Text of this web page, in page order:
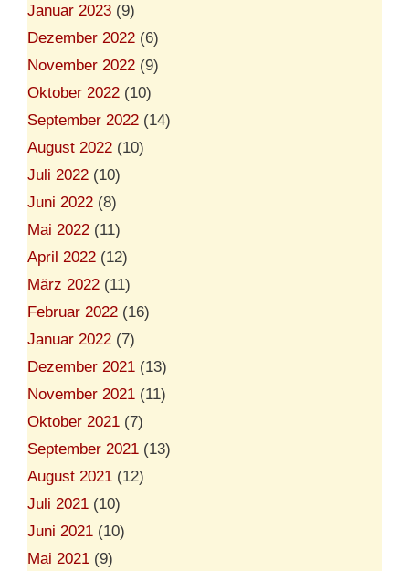
Januar 2023 (9)
Dezember 2022 (6)
November 2022 (9)
Oktober 2022 (10)
September 2022 (14)
August 2022 (10)
Juli 2022 (10)
Juni 2022 (8)
Mai 2022 (11)
April 2022 (12)
März 2022 (11)
Februar 2022 (16)
Januar 2022 (7)
Dezember 2021 (13)
November 2021 (11)
Oktober 2021 (7)
September 2021 (13)
August 2021 (12)
Juli 2021 (10)
Juni 2021 (10)
Mai 2021 (9)